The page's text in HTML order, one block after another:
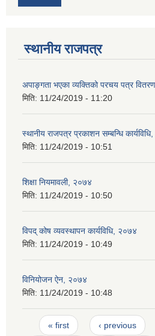
स्थानीय राजपत्र
अपाङ्गता भएका व्यक्तिको परचय पत्र
मिति: 11/24/2019 - 11:20
स्थानीय राजपत्र प्रकाशन सम्बन्धि
मिति: 11/24/2019 - 10:51
शिक्षा नियमावली, २०७४
मिति: 11/24/2019 - 10:50
विपद् कोष व्यवस्थापन कार्यविधि, २०७४
मिति: 11/24/2019 - 10:49
विनियोजन ऐन, २०७४
मिति: 11/24/2019 - 10:48
Pages
« first ‹ previous